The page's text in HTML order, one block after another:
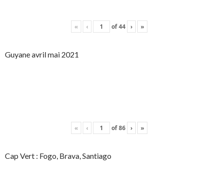
« ‹ of44 › »
Guyane avril mai 2021
« ‹ of86 › »
Cap Vert : Fogo, Brava, Santiago